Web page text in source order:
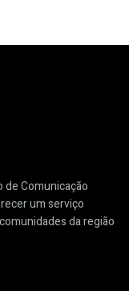
de Comunicação
um serviço
da região